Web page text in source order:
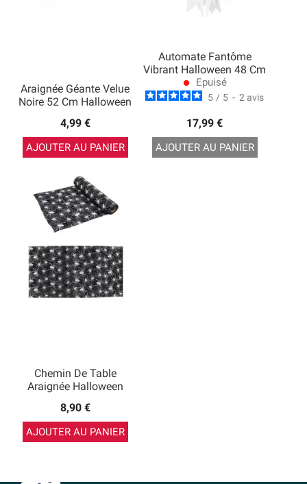
Araignée Géante Velue
Noire 52 Cm Halloween
4,99 €
AJOUTER AU PANIER
Automate Fantôme
Vibrant Halloween 48 Cm
lens Epuisé
5 / 5 - 2 avis
17,99 €
AJOUTER AU PANIER
Chemin De Table
Araignée Halloween
8,90 €
AJOUTER AU PANIER